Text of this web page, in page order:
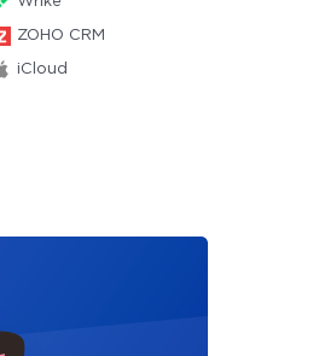
ZOHO CRM
iCloud